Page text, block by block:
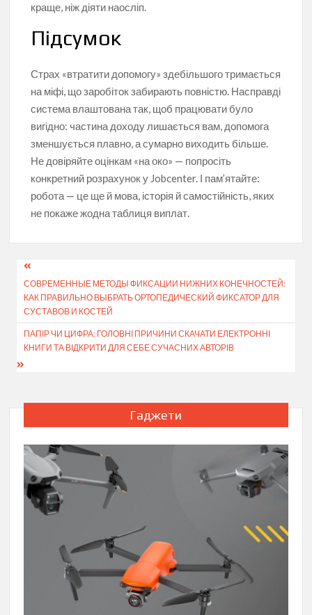
краще, ніж діяти наосліп.
Підсумок
Страх «втратити допомогу» здебільшого тримається
на міфі, що заробіток забирають повністю. Насправді
система влаштована так, щоб працювати було
вигідно: частина доходу лишається вам, допомога
зменшується плавно, а сумарно виходить більше.
Не довіряйте оцінкам «на око» — попросіть
конкретний розрахунок у Jobcenter. І пам’ятайте:
робота — це ще й мова, історія й самостійність, яких
не покаже жодна таблиця виплат.
Навігація
записів
СОВРЕМЕННЫЕ МЕТОДЫ ФИКСАЦИИ НИЖНИХ КОНЕЧНОСТЕЙ:
КАК ПРАВИЛЬНО ВЫБРАТЬ ОРТОПЕДИЧЕСКИЙ ФИКСАТОР ДЛЯ
СУСТАВОВ И КОСТЕЙ
ПАПІР ЧИ ЦИФРА: ГОЛОВНІ ПРИЧИНИ СКАЧАТИ ЕЛЕКТРОННІ
КНИГИ ТА ВІДКРИТИ ДЛЯ СЕБЕ СУЧАСНИХ АВТОРІВ
Гаджети